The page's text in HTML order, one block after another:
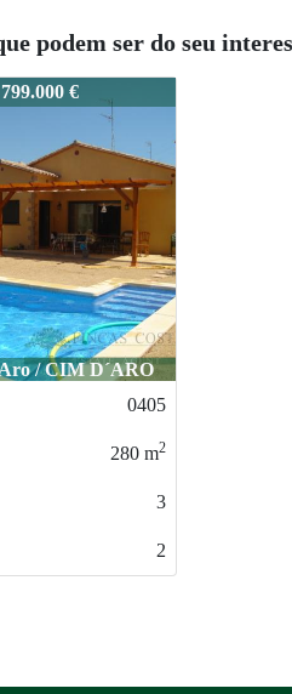
podem ser do seu
899.000 €
/ Urbanización Mas
Ros
5067
526 m2
6
3